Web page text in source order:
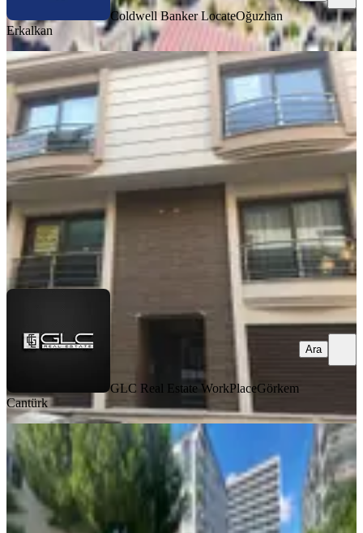
Coldwell Banker LocateOğuzhan
Erkalkan
MANZARALI
Buca Atatürk Mah. Satılık 1+1 Daire
Buca, Atatürk Mahallesi
1+1· 50 m² ·1. Kat· 25.07.2026
2.449.000 ₺
GLC Real Estate WorkPlace Görkem Cantürk
Ara
GLC Real Estate WorkPlaceGörkem
Cantürk
Ara
MANZARALI
Acill Buca Atatürk Mah.de Üniversite
Ve Yeni Buca Metrosu Dibi 3+1
135m2 Dgazlı Arakat Full Bakımlı
Buca, Atatürk Mahallesi